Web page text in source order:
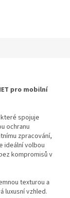
pro mobilní
spojuje
ochranu
zpracování,
ideální volbou
kompromisů v
texturou a
luxusní vzhled.